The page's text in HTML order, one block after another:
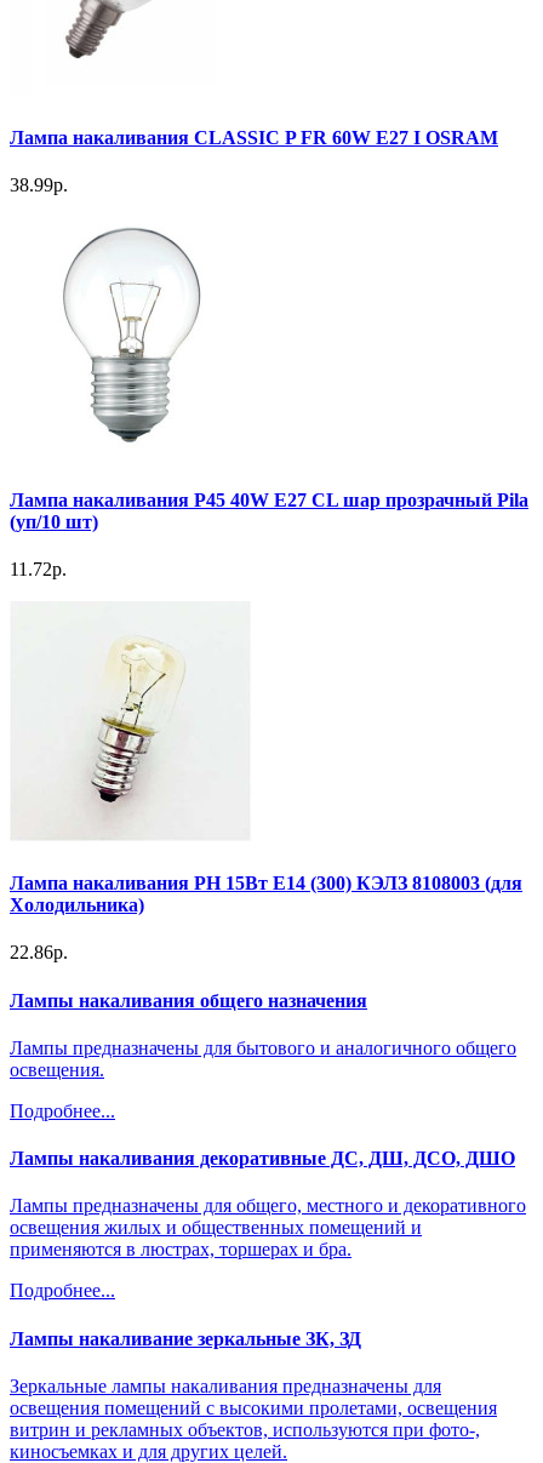
Лампа накаливания CLASSIC P FR 60W E27 I OSRAM
38.99р.
Лампа накаливания P45 40W E27 CL шар прозрачный Pilа
(уп/10 шт)
11.72р.
Лампа накаливания РН 15Вт E14 (300) КЭЛЗ 8108003 (для
Холодильника)
22.86р.
Лампы накаливания общего назначения
Лампы предназначены для бытового и аналогичного общего
освещения.
Подробнее...
Лампы накаливания декоративные ДС, ДШ, ДСО, ДШО
Лампы предназначены для общего, местного и декоративного
освещения жилых и общественных помещений и
применяются в люстрах, торшерах и бра.
Подробнее...
Лампы накаливание зеркальные ЗК, ЗД
Зеркальные лампы накаливания предназначены для
освещения помещений с высокими пролетами, освещения
витрин и рекламных объектов, используются при фото-,
киносъемках и для других целей.